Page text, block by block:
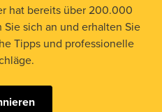
hat bereits über 200.000
sich an und erhalten Sie
Tipps und professionelle